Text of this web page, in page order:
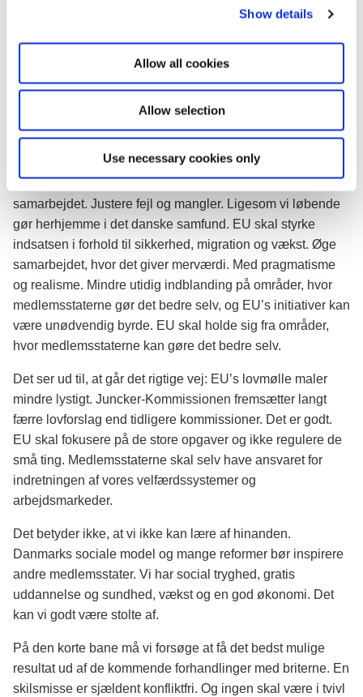
Show details
Allow all cookies
Allow selection
Use necessary cookies only
Men fortidens succeser er ikke tilstrækkelige til at
legitimere fremtidens samarbejde, hvis ikke EU leverer på
de områder, hvor befolkningerne i dag forventer fælles
europæiske løsninger. Det bruger yderfløjene i debatten
som argument for, at EU skal afvikles. At EU i sig selv er
problemet. Forsimplede svar på komplicerede problemer.
Jeg mener, at vi skal gøre EU bedre. Ved at tilpasse
samarbejdet. Justere fejl og mangler. Ligesom vi løbende
gør herhjemme i det danske samfund. EU skal styrke
indsatsen i forhold til sikkerhed, migration og vækst. Øge
samarbejdet, hvor det giver merværdi. Med pragmatisme
og realisme. Mindre utidig indblanding på områder, hvor
medlemsstaterne gør det bedre selv, og EU’s initiativer kan
være unødvendig byrde. EU skal holde sig fra områder,
hvor medlemsstaterne kan gøre det bedre selv.
Det ser ud til, at går det rigtige vej: EU’s lovmølle maler
mindre lystigt. Juncker-Kommissionen fremsætter langt
færre lovforslag end tidligere kommissioner. Det er godt.
EU skal fokusere på de store opgaver og ikke regulere de
små ting. Medlemsstaterne skal selv have ansvaret for
indretningen af vores velfærdssystemer og
arbejdsmarkeder.
Det betyder ikke, at vi ikke kan lære af hinanden.
Danmarks sociale model og mange reformer bør inspirere
andre medlemsstater. Vi har social tryghed, gratis
uddannelse og sundhed, vækst og en god økonomi. Det
kan vi godt være stolte af.
På den korte bane må vi forsøge at få det bedst mulige
resultat ud af de kommende forhandlinger med briterne. En
skilsmisse er sjældent konfliktfri. Og ingen skal være i tvivl